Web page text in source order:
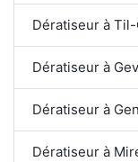
Dératiseur à Til-
Dératiseur à
Dératiseur à
Dératiseur à